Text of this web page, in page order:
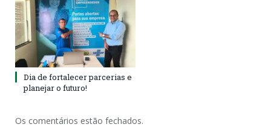
Dia de fortalecer parcerias e
planejar o futuro!
Os comentários estão fechados.